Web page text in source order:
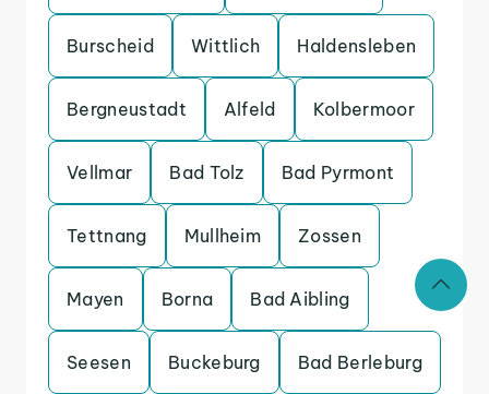
Burscheid Wittlich Haldensleben
Bergneustadt Alfeld Kolbermoor
Vellmar Bad Tolz Bad Pyrmont
Tettnang Mullheim Zossen
Mayen Borna Bad Aibling
Seesen Buckeburg Bad Berleburg